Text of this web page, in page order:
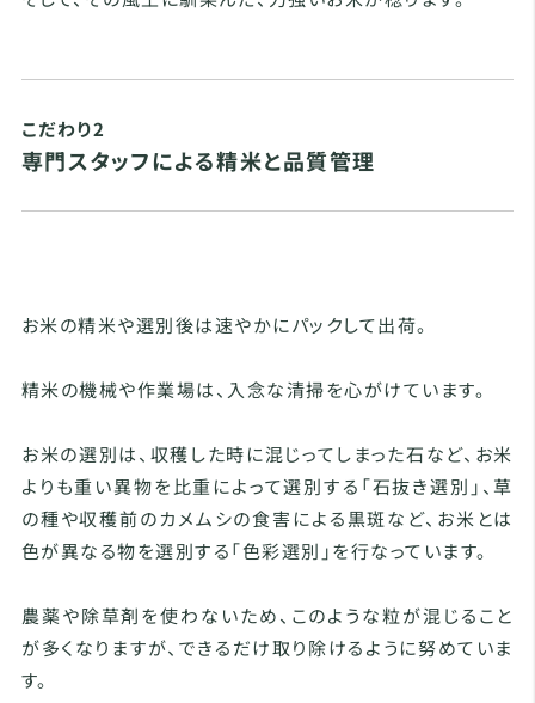
こだわり2
専門スタッフによる精米と品質管理
お米の精米や選別後は速やかにパックして出荷。
精米の機械や作業場は、入念な清掃を心がけています。
お米の選別は、収穫した時に混じってしまった石など、お米
よりも重い異物を比重によって選別する「石抜き選別」、草
の種や収穫前のカメムシの食害による黒斑など、お米とは
色が異なる物を選別する「色彩選別」を行なっています。
農薬や除草剤を使わないため、このような粒が混じること
が多くなりますが、できるだけ取り除けるように努めていま
す。